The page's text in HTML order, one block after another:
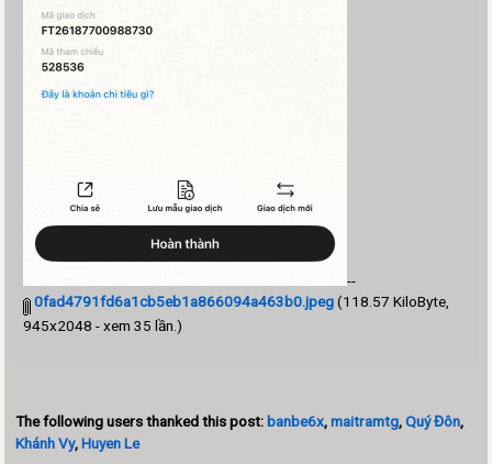
--
0fad4791fd6a1cb5eb1a866094a463b0.jpeg(118.57 KiloByte,
945x2048 - xem 35 lần.)
The following users thanked this post: banbe6x,maitramtg,Quý Đôn,
Khánh Vy,Huyen Le